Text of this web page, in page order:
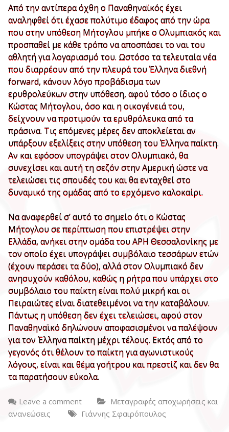
Από την αντίπερα όχθη ο Παναθηναϊκός έχει
αναληφθεί ότι έχασε πολύτιμο έδαφος από την ώρα
που στην υπόθεση Μήτογλου μπήκε ο Ολυμπιακός και
προσπαθεί με κάθε τρόπο να αποσπάσει το ναι του
αθλητή για λογαριασμό του. Ωστόσο τα τελευταία νέα
που διαρρέουν από την πλευρά του Έλληνα διεθνή
forward, κάνουν λόγο προβάδισμα των
ερυθρολεύκων στην υπόθεση, αφού τόσο ο ίδιος ο
Κώστας Μήτογλου, όσο και η οικογένειά του,
δείχνουν να προτιμούν τα ερυθρόλευκα από τα
πράσινα. Τις επόμενες μέρες δεν αποκλείεται αν
υπάρξουν εξελίξεις στην υπόθεση του Έλληνα παίκτη.
Αν και εφόσον υπογράψει στον Ολυμπιακό, θα
συνεχίσει και αυτή τη σεζόν στην Αμερική ώστε να
τελειώσει τις σπουδές του και θα ενταχθεί στο
δυναμικό της ομάδας από το ερχόμενο καλοκαίρι.
Να αναφερθεί σ’ αυτό το σημείο ότι ο Κώστας
Μήτογλου σε περίπτωση που επιστρέψει στην
Ελλάδα, ανήκει στην ομάδα του ΑΡΗ Θεσσαλονίκης με
τον οποίο έχει υπογράψει συμβόλαιο τεσσάρων ετών
(έχουν περάσει τα δύο), αλλά στον Ολυμπιακό δεν
ανησυχούν καθόλου, καθώς η ρήτρα που υπάρχει στο
συμβόλαιο του παίκτη είναι πολύ μικρή και οι
Πειραιώτες είναι διατεθειμένοι να την καταβάλουν.
Πάντως η υπόθεση δεν έχει τελειώσει, αφού στον
Παναθηναϊκό δηλώνουν αποφασισμένοι να παλέψουν
για τον Έλληνα παίκτη μέχρι τέλους. Εκτός από το
γεγονός ότι θέλουν το παίκτη για αγωνιστικούς
λόγους, είναι και θέμα γοήτρου και πρεστίζ και δεν θα
τα παρατήσουν εύκολα.
Leave a comment
Μεταγραφές αποχωρήσεις και
ανανεώσεις
Γιάννης Σφαιρόπουλος